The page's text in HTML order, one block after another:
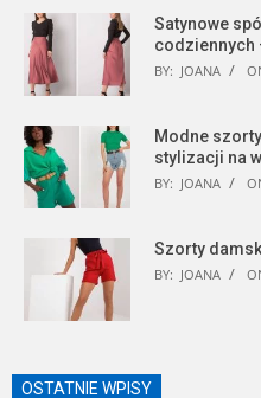
Satynowe
codziennych
BY: JOANA
Modne
stylizacji na
BY: JOANA
Szorty
BY: JOANA
OSTATNIE WPISY